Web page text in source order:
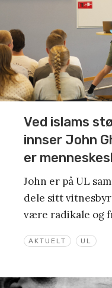
AKTUELT UL
Ved islams
innser John
er
John er på UL
dele sitt
være radikale og